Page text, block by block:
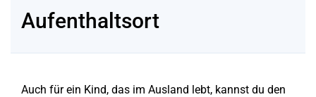
Aufenthaltsort
Auch für ein Kind, das im Ausland lebt, kannst du den